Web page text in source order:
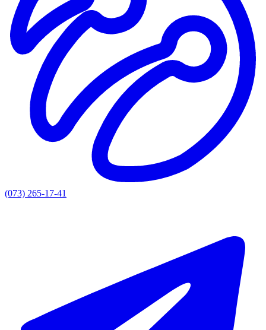
(073) 265-17-41